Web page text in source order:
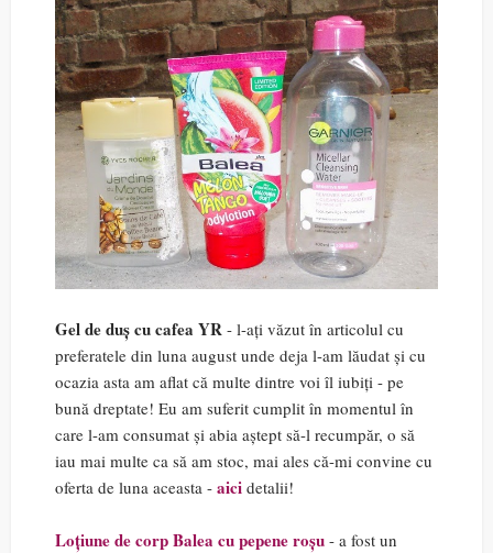
Gel de duș cu cafea YR - l-ați văzut în articolul cu
preferatele din luna august unde deja l-am lăudat și cu
ocazia asta am aflat că multe dintre voi îl iubiți - pe
bună dreptate! Eu am suferit cumplit în momentul în
care l-am consumat și abia aștept să-l recumpăr, o să
iau mai multe ca să am stoc, mai ales că-mi convine cu
oferta de luna aceasta - aici detalii!
Loțiune de corp Balea cu pepene roșu - a fost un